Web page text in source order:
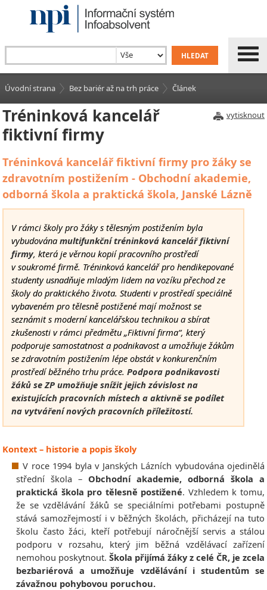
Úvodní strana Bez bariér až na trh práce Článek
vytisknout
Tréninková kancelář
fiktivní firmy
Tréninková kancelář fiktivní firmy pro žáky se
zdravotním postižením - Obchodní akademie,
odborná škola a praktická škola, Janské Lázně
V rámci školy pro žáky s tělesným postižením byla
vybudovánamultifunkční tréninková kancelář fiktivní
firmy, která je věrnou kopií pracovního prostředí
v soukromé firmě. Tréninková kancelář pro hendikepované
studenty usnadňuje mladým lidem na vozíku přechod ze
školy do praktického života. Studenti v prostředí speciálně
vybaveném pro tělesně postižené mají možnost se
seznámit s moderní kancelářskou technikou a sbírat
zkušenosti v rámci předmětu „Fiktivní firma“, který
podporuje samostatnost a podnikavost a umožňuje žákům
se zdravotním postižením lépe obstát v konkurenčním
prostředí běžného trhu práce.Podpora podnikavosti
žáků se ZP umožňuje snížit jejich závislost na
existujících pracovních místech a aktivně se podílet
na vytváření nových pracovních příležitostí.
Kontext – historie a popis školy
V roce 1994 byla v Janských Lázních vybudována ojedinělá
střední škola – Obchodní akademie, odborná škola a
praktická škola pro tělesně postižené. Vzhledem k tomu,
že se vzdělávání žáků se speciálními potřebami postupně
stává samozřejmostí i v běžných školách, přicházejí na tuto
školu často žáci, kteří potřebují náročnější servis a stálou
podporu v rozsahu, který jim běžná vzdělávací zařízení
nemohou poskytnout. Škola přijímá žáky z celé ČR, je zcela
bezbariérová a umožňuje vzdělávání i studentům se
závažnou pohybovou poruchou.